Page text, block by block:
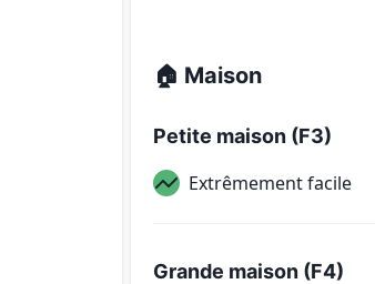
🏠 Maison
Petite maison (F3)
Extrêmement facile
Grande maison (F4)